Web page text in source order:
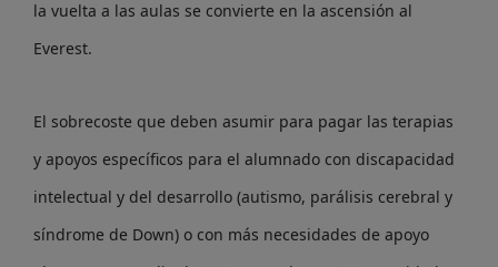
la vuelta a las aulas se convierte en la ascensión al
Everest.
El sobrecoste que deben asumir para pagar las terapias
y apoyos específicos para el alumnado con discapacidad
intelectual y del desarrollo (autismo, parálisis cerebral y
síndrome de Down) o con más necesidades de apoyo